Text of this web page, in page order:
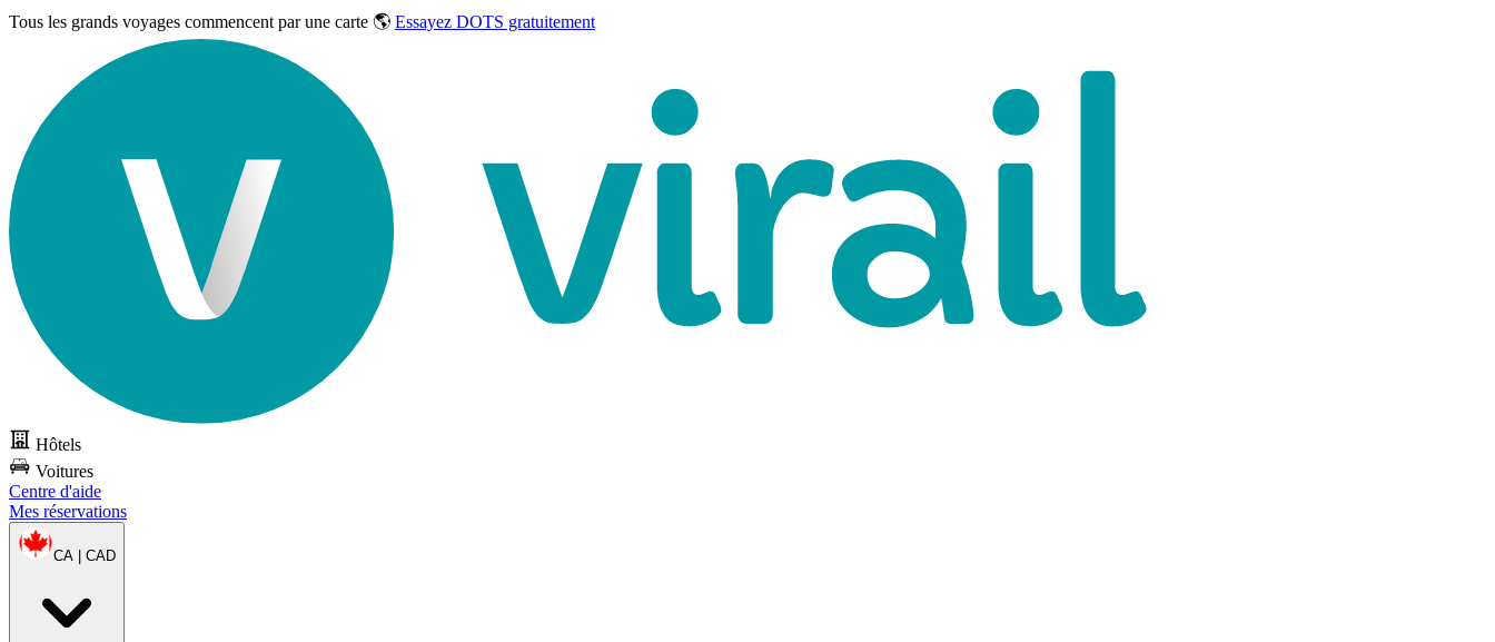
Tous les grands voyages commencent par une carte 🌎 Essayez DOTS gratuitement
Hôtels
Voitures
Centre d'aide
Mes réservations
CA | CAD